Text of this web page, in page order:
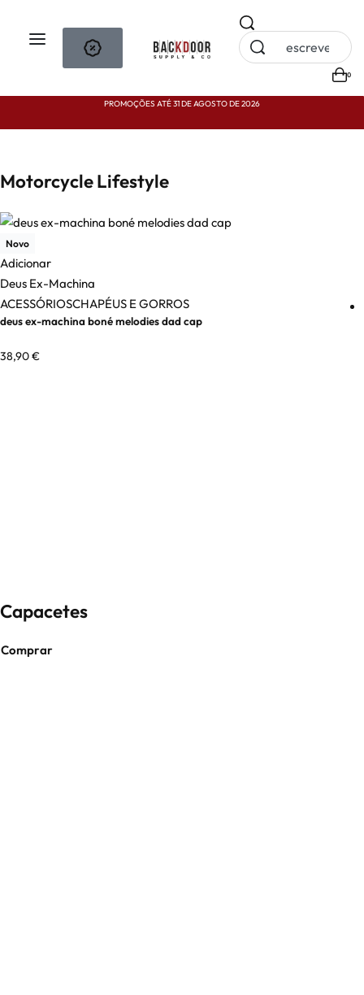
0
PROMOÇÕES ATÉ 31 DE AGOSTO DE 2026
Motorcycle Lifestyle
Novo
Adicionar
Deus Ex-Machina
ACESSÓRIOSCHAPÉUS E GORROS
deus ex-machina boné melodies dad cap
38,90€
Capacetes
Comprar